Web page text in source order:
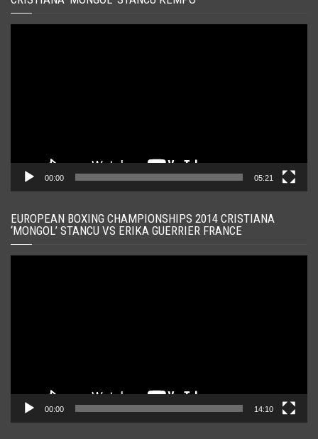
00:00 05:21
EUROPEAN BOXING CHAMPIONSHIPS 2014 CRISTIANA
‘MONGOL’ STANCU VS ERIKA GUERRIER FRANCE
00:00 14:10